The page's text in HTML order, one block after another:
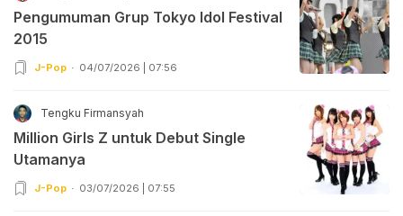
Pengumuman Grup Tokyo Idol Festival
2015
J-Pop 04/07/2026 | 07:56
Tengku Firmansyah
Million Girls Z untuk Debut Single
Utamanya
J-Pop 03/07/2026 | 07:55